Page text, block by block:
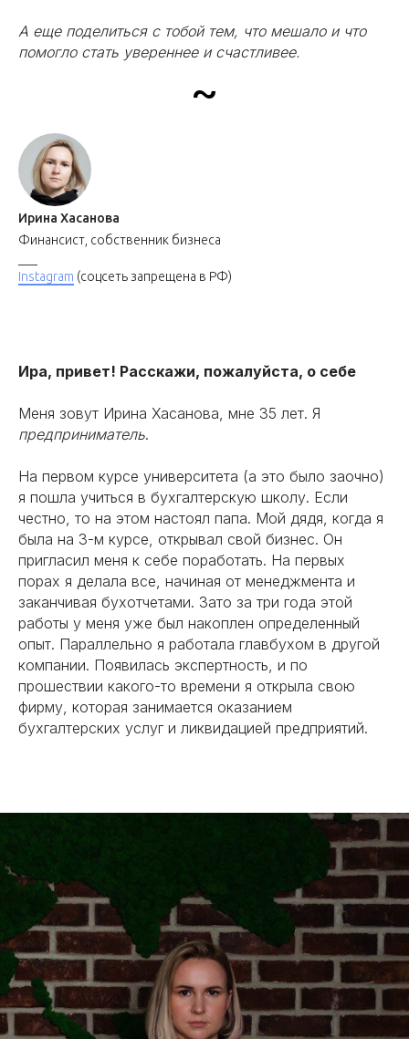
А еще поделиться с тобой тем, что мешало и что
помогло стать увереннее и счастливее.
~
Ирина Хасанова
Финансист, собственник бизнеса
Instagram (соцсеть запрещена в РФ)
Ира, привет! Расскажи, пожалуйста, о себе
Меня зовут Ирина Хасанова, мне 35 лет. Я
предприниматель.
На первом курсе университета (а это было заочно)
я пошла учиться в бухгалтерскую школу. Если
честно, то на этом настоял папа. Мой дядя, когда я
была на 3-м курсе, открывал свой бизнес. Он
пригласил меня к себе поработать. На первых
порах я делала все, начиная от менеджмента и
заканчивая бухотчетами. Зато за три года этой
работы у меня уже был накоплен определенный
опыт. Параллельно я работала главбухом в другой
компании. Появилась экспертность, и по
прошествии какого-то времени я открыла свою
фирму, которая занимается оказанием
бухгалтерских услуг и ликвидацией предприятий.